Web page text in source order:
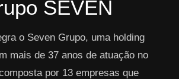
SEVEN
o Seven Grupo, uma holding
mais de 37 anos de atuação no
por 13 empresas que